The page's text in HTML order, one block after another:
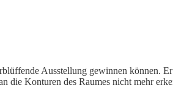
Ausstellung gewinnen können.
die Konturen des Raumes nicht mehr